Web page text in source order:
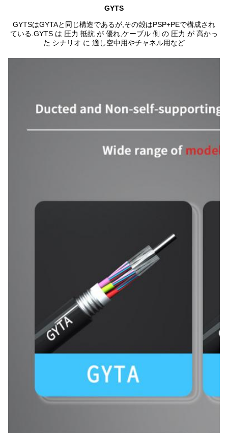
GYTS
GYTSはGYTAと同じ構造であるが,その殻はPSP+PEで構成され
ている.GYTS は 圧力 抵抗 が 優れ,ケーブル 側 の 圧力 が 高かっ
た シナリオ に 適し空中用やチャネル用など